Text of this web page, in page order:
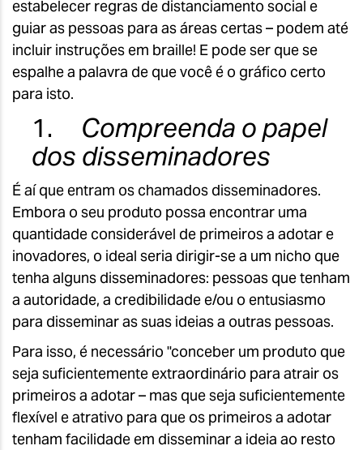
estabelecer regras de distanciamento social e
guiar as pessoas para as áreas certas – podem até
incluir instruções em braille! E pode ser que se
espalhe a palavra de que você é o gráfico certo
para isto.
1. Compreenda o papel
dos disseminadores
É aí que entram os chamados disseminadores.
Embora o seu produto possa encontrar uma
quantidade considerável de primeiros a adotar e
inovadores, o ideal seria dirigir-se a um nicho que
tenha alguns disseminadores: pessoas que tenham
a autoridade, a credibilidade e/ou o entusiasmo
para disseminar as suas ideias a outras pessoas.
Para isso, é necessário "conceber um produto que
seja suficientemente extraordinário para atrair os
primeiros a adotar – mas que seja suficientemente
flexível e atrativo para que os primeiros a adotar
tenham facilidade em disseminar a ideia ao resto